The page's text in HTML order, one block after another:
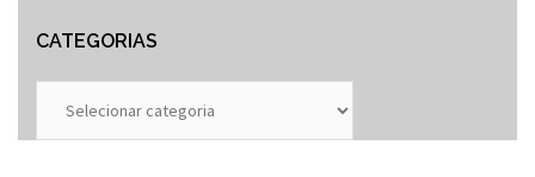
CATEGORIAS